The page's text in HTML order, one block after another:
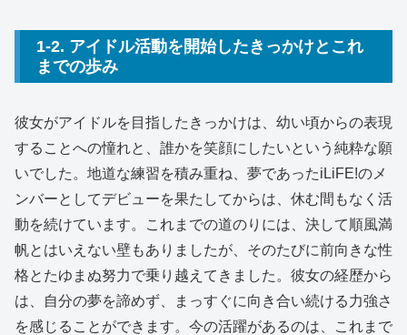
1-2. アイドル活動を開始したきっかけとこれ
までの歩み
彼女がアイドルを目指したきっかけは、幼い頃からの表現
することへの憧れと、誰かを笑顔にしたいという純粋な願
いでした。地道な練習を積み重ね、夢であったiLiFE!のメ
ンバーとしてデビューを果たしてからは、休む間もなく活
動を続けています。これまでの道のりには、決して順風満
帆とはいえない壁もありましたが、そのたびに前向きな性
格とたゆまぬ努力で乗り越えてきました。彼女の経歴から
は、自分の夢を諦めず、まっすぐに向き合い続ける力強さ
を感じることができます。今の活躍があるのは、これまで